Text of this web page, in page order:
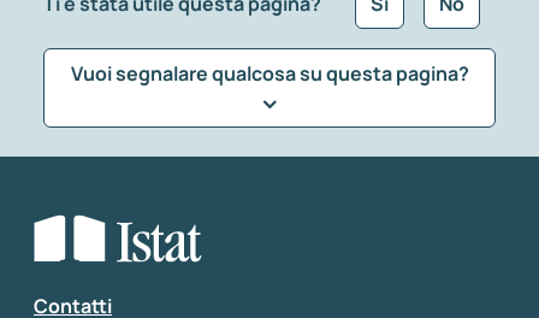
Vuoi segnalare qualcosa su questa pagina?
Seleziona la tipologia della segnalazione
Inserisci il tuo commento
Contatti